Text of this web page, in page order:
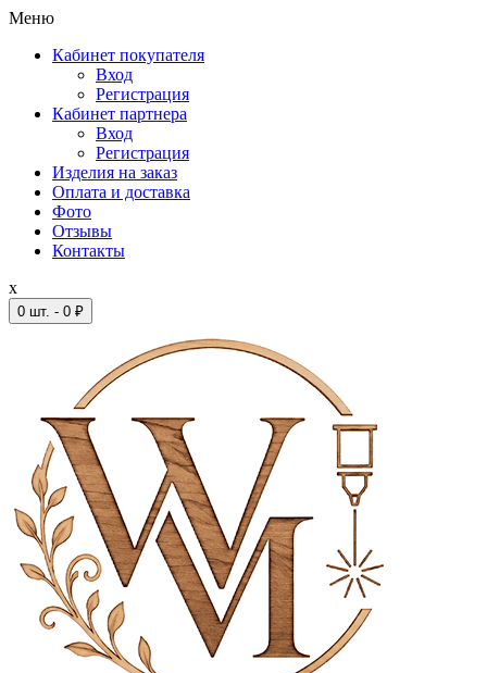
Меню
Кабинет покупателя
Вход
Регистрация
Кабинет партнера
Вход
Регистрация
Изделия на заказ
Оплата и доставка
Фото
Отзывы
Контакты
x
0 шт. - 0 ₽